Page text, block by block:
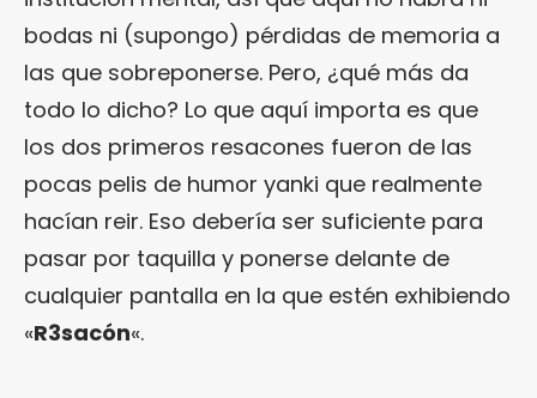
bodas ni (supongo) pérdidas de memoria a
las que sobreponerse. Pero, ¿qué más da
todo lo dicho? Lo que aquí importa es que
los dos primeros resacones fueron de las
pocas pelis de humor yanki que realmente
hacían reir. Eso debería ser suficiente para
pasar por taquilla y ponerse delante de
cualquier pantalla en la que estén exhibiendo
«R3sacón«.